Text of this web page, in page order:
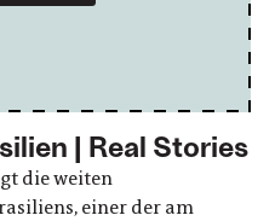
| Real Stories
die weiten
einer der am